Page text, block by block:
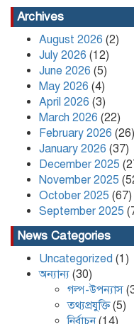
Archives
August 2026 (2)
July 2026 (12)
June 2026 (5)
May 2026 (4)
April 2026 (3)
March 2026 (22)
February 2026 (26)
January 2026 (37)
December 2025
November 2025
October 2025 (67)
September 2025
News Categories
Uncategorized (1)
অন্যান্য (30)
গল্প-উপন্যাস
তথ্যপ্রযুক্তি(5)
নির্বাচন(14)